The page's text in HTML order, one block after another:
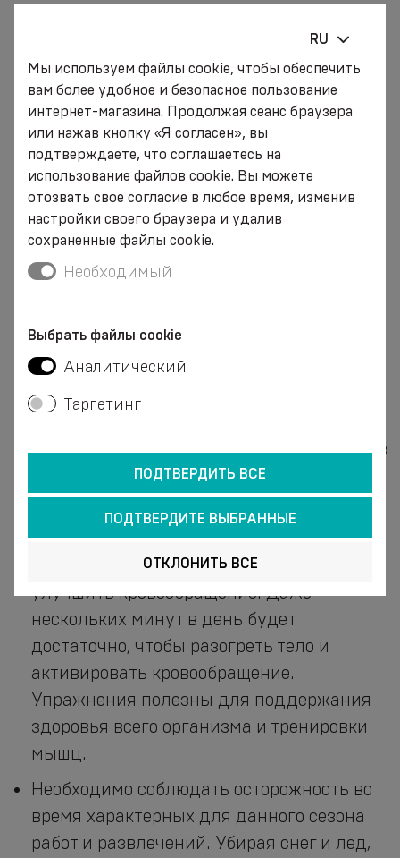
ихолодный воздух не проникал к
незащищенным участкам организма.
Температура в помещениях должна быть
комфортной и приятной для людей. Если
это невозможно обеспечить, необходимо
позаботиться о дополнительных
средствах, помогающих создать этот
недостающий комфорт. Это могут быть
специальные нагреваемые одеяла,
теплые носки и греющие
внутренние органы, бережно
поддерживая и улучшая
микроциркуляцию крови. Они
с длительной нагрузкой на позвоночник в
области поясницы и крестца, а также при
работе в холодных помещениях и на
сквозняке.
Выполнение упражнений может помочь
улучшить кровообращение. Даже
нескольких минут в день будет
достаточно, чтобы разогреть тело и
активировать кровообращение.
Упражнения полезны для поддержания
здоровья всего организма и тренировки
мышц.
Необходимо соблюдать осторожность во
время характерных для данного сезона
работ и развлечений. Убирая снег и лед,
RU
Мы используем файлы cookie, чтобы обеспечить
вам более удобное и безопасное пользование
интернет-магазина. Продолжая сеанс браузера
или нажав кнопку «Я согласен», вы
подтверждаете, что соглашаетесь на
использование файлов cookie. Вы можете
отозвать свое согласие в любое время, изменив
настройки своего браузера и удалив
сохраненные файлы cookie.
Необходимый
Выбрать файлы cookie
Аналитический
Таргетинг
ПОДТВЕРДИТЬ ВСЕ
ПОДТВЕРДИТЕ ВЫБРАННЫЕ
ОТКЛОНИТЬ ВСЕ